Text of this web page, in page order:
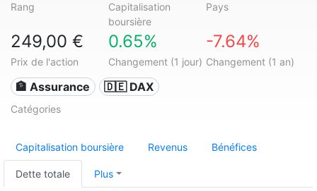
Rang
Capitalisation
boursière
Pays
249,00 €
Prix de l'action
0.65%
Changement (1 jour)
-7.64%
Changement (1 an)
🏦 Assurance 🇩🇪 DAX
Catégories
Capitalisation boursière Revenus Bénéfices
Dette totale Plus